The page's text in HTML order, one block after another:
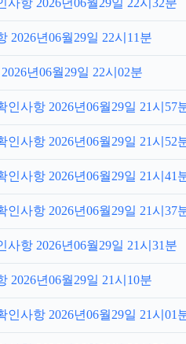
항 2026년06월29일 22시32분
2026년06월29일 22시11분
년06월29일 22시02분
사항 2026년06월29일 21시57
사항 2026년06월29일 21시52
사항 2026년06월29일 21시41
사항 2026년06월29일 21시37
항 2026년06월29일 21시31분
2026년06월29일 21시10분
사항 2026년06월29일 21시01